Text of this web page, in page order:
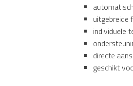
uitgebreide
individuele
directe
geschikt